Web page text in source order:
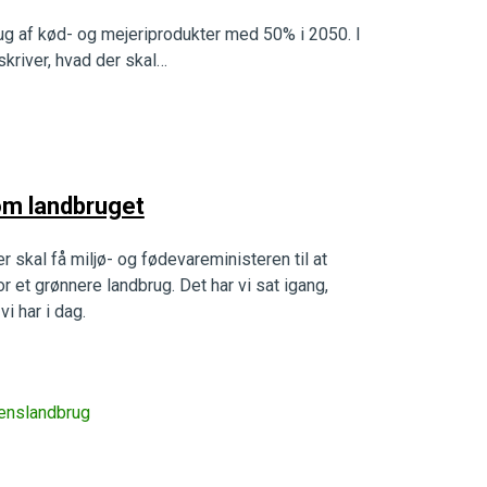
af kød- og mejeriprodukter med 50% i 2050. I
hvad der skal…
landbruget
skal få miljø- og fødevareministeren til at
grønnere landbrug. Det har vi sat igang,
har i dag.